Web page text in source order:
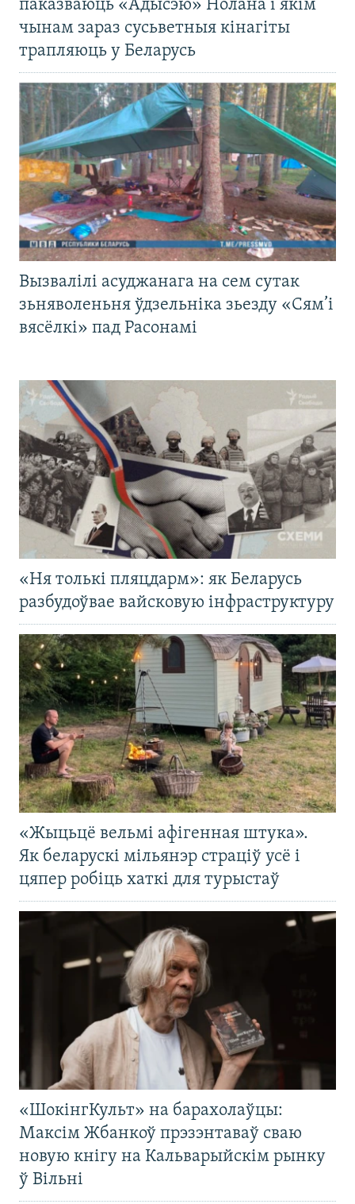
паказваюць «Адысэю» Нолана і якім
чынам зараз сусьветныя кінагіты
трапляюць у Беларусь
Вызвалілі асуджанага на сем сутак
зьняволеньня ўдзельніка зьезду «Сям’і
вясёлкі» пад Расонамі
«Ня толькі пляцдарм»: як Беларусь
разбудоўвае вайсковую інфраструктуру
«Жыцьцё вельмі афігенная штука».
Як беларускі мільянэр страціў усё і
цяпер робіць хаткі для турыстаў
«ШокінгКульт» на барахолаўцы:
Максім Жбанкоў прэзэнтаваў сваю
новую кнігу на Кальварыйскім рынку
ў Вільні